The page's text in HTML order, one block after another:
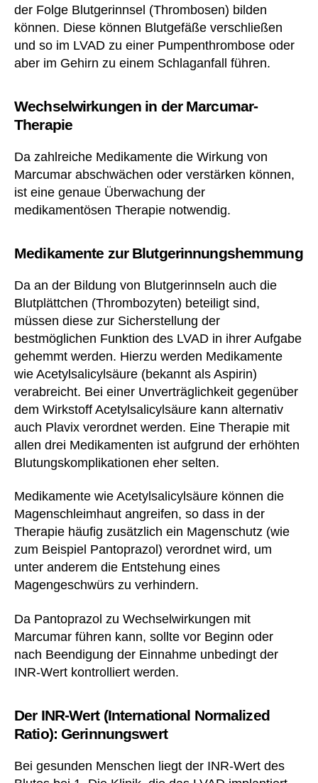
der Folge Blutgerinnsel (Thrombosen) bilden
können. Diese können Blutgefäße verschließen
und so im LVAD zu einer Pumpenthrombose oder
aber im Gehirn zu einem Schlaganfall führen.
Wechselwirkungen in der Marcumar-
Therapie
Da zahlreiche Medikamente die Wirkung von
Marcumar abschwächen oder verstärken können,
ist eine genaue Überwachung der
medikamentösen Therapie notwendig.
Medikamente zur Blutgerinnungshemmung
Da an der Bildung von Blutgerinnseln auch die
Blutplättchen (Thrombozyten) beteiligt sind,
müssen diese zur Sicherstellung der
bestmöglichen Funktion des LVAD in ihrer Aufgabe
gehemmt werden. Hierzu werden Medikamente
wie Acetylsalicylsäure (bekannt als Aspirin)
verabreicht. Bei einer Unverträglichkeit gegenüber
dem Wirkstoff Acetylsalicylsäure kann alternativ
auch Plavix verordnet werden. Eine Therapie mit
allen drei Medikamenten ist aufgrund der erhöhten
Blutungskomplikationen eher selten.
Medikamente wie Acetylsalicylsäure können die
Magenschleimhaut angreifen, so dass in der
Therapie häufig zusätzlich ein Magenschutz (wie
zum Beispiel Pantoprazol) verordnet wird, um
unter anderem die Entstehung eines
Magengeschwürs zu verhindern.
Da Pantoprazol zu Wechselwirkungen mit
Marcumar führen kann, sollte vor Beginn oder
nach Beendigung der Einnahme unbedingt der
INR-Wert kontrolliert werden.
Der INR-Wert (International Normalized
Ratio): Gerinnungswert
Bei gesunden Menschen liegt der INR-Wert des